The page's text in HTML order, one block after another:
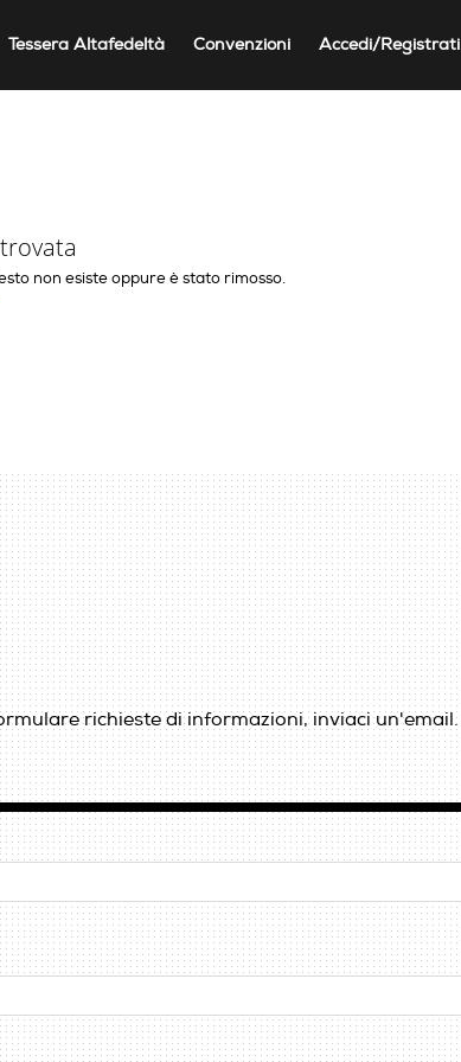
Tessera Altafedeltà Convenzioni Accedi/Registrati
non esiste oppure è stato rimosso.
richieste di informazioni, inviaci un'email.